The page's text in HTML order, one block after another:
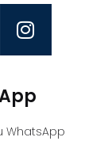
WhatsApp